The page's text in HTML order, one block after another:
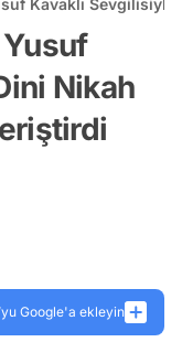
Kavaklı
Yusuf
Nikah
Google'a ekleyin